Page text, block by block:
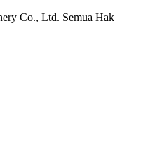
Co., Ltd. Semua Hak